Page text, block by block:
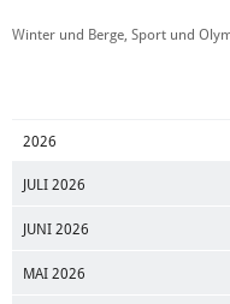
Winter und Berge, Sport und
2026
JULI 2026
JUNI 2026
MAI 2026